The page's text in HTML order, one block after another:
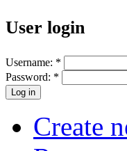
User login
Username: *
Password: *
Create